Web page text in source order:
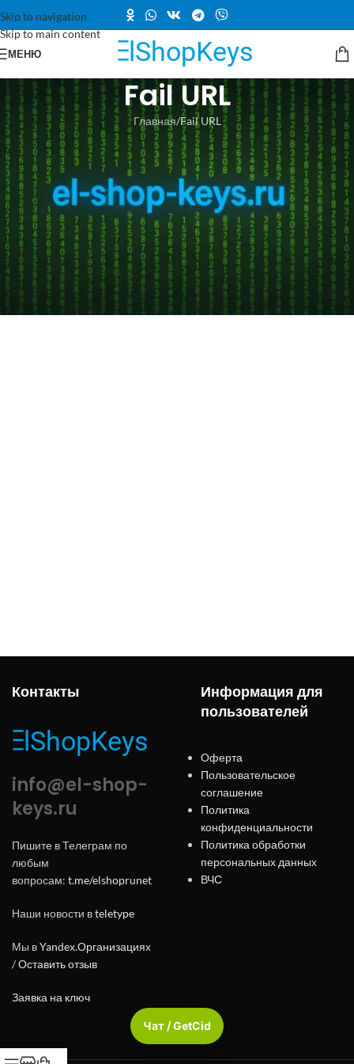
Skip to navigation
Skip to main content
МЕНЮ
Fail URL
Главная Fail URL
ВНИМАНИЕ! Оплата не прошла!
Попробуйте снова или свяжитесь с нами info@el-shop-keys.ru
Вернуться в каталог
Контакты
info@el-shop-
keys.ru
Пишите в Телеграм по
любым
вопросам: t.me/elshoprunet
Наши новости вteletype
Мы вYandex.Организациях
/Оставить отзыв
Заявка на ключ
Информация для
пользователей
Оферта
Пользовательское
соглашение
Политика
конфиденциальности
Политика обработки
персональных данных
ВЧС
Чат / GetCid